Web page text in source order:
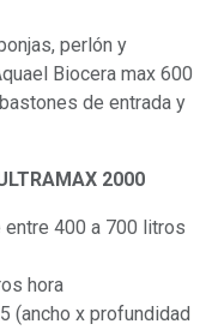
perlón y
Biocera max 600
de entrada y
2000
entre 400 a 700 litros
hora
(ancho x profundidad